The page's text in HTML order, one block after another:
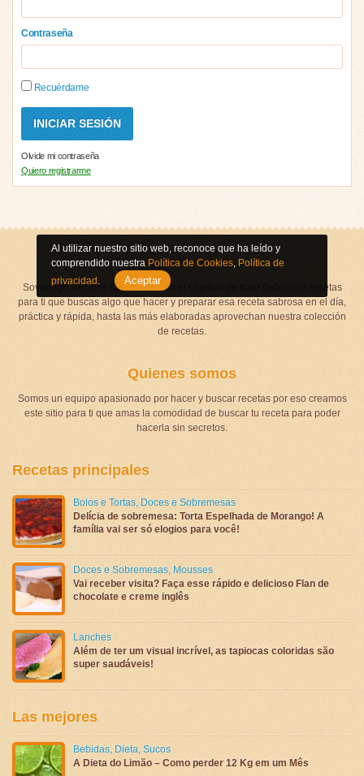
Contraseña
Recuérdame
Olvide mi contraseña
Quiero registrarme
Sobre nosotros
Sovereign Recipes fue creado con el objetivo de traer deliciosas recetas
para ti que buscas algo que hacer y preparar esa receta sabrosa en el día,
práctica y rápida, hasta las más elaboradas aprovechan nuestra colección
de recetas.
Quienes somos
Somos un equipo apasionado por hacer y buscar recetas por eso creamos
este sitio para ti que amas la comodidad de buscar tu receta para poder
hacerla sin secretos.
Recetas principales
Bolos e Tortas, Doces e Sobremesas
Delícia de sobremesa: Torta Espelhada de Morango! A
família vai ser só elogios para você!
Doces e Sobremesas, Mousses
Vai receber visita? Faça esse rápido e delicioso Flan de
chocolate e creme inglês
Lanches
Além de ter um visual incrível, as tapiocas coloridas são
super saudáveis!
Las mejores
Bebidas, Dieta, Sucos
A Dieta do Limão – Como perder 12 Kg em um Mês
Al utilizar nuestro sitio web, reconoce que ha leído y
comprendido nuestra Política de Cookies Política de
privacidad
Aceptar